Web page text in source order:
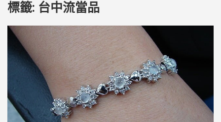
標籤: 台中流當品